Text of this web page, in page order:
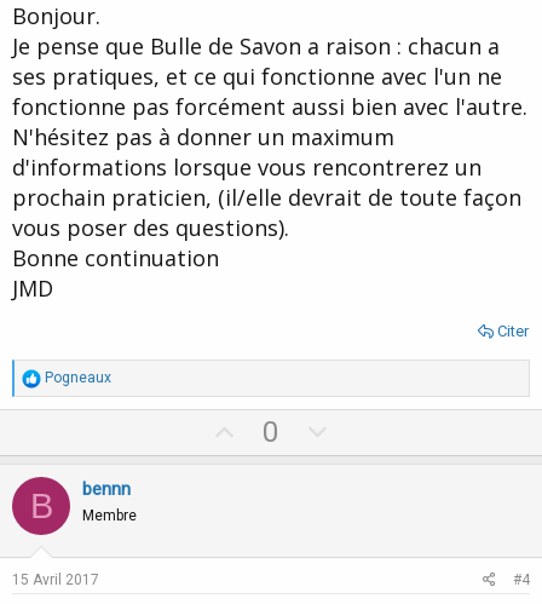
e
Bonjour.
Je pense que Bulle de Savon a raison : chacun a
ses pratiques, et ce qui fonctionne avec l'un ne
fonctionne pas forcément aussi bien avec l'autre.
N'hésitez pas à donner un maximum
d'informations lorsque vous rencontrerez un
prochain praticien, (il/elle devrait de toute façon
vous poser des questions).
Bonne continuation
JMD
Citer
R
é
a
t
i
o
n
s
:
Pogneaux
p
0
o
B bennn
Membre
15 Avril 2017 #4